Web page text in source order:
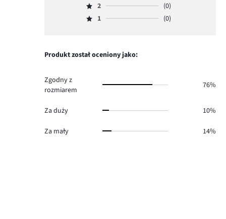
głosów
ilość
głosów
3,
ilość
Ocena
2,
0.
2
(0)
Ocena
głosów
1 (0)
Produkt został oceniony jako:
Zgodny z
rozmiarem
76%
Za duży 10%
Za mały 14%